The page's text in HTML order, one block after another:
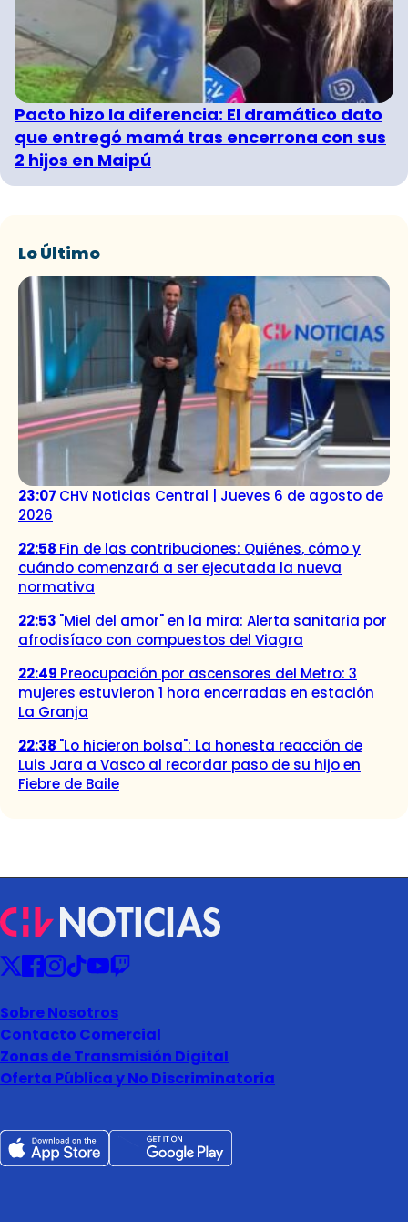
Pacto hizo la diferencia: El dramático dato
que entregó mamá tras encerrona con sus
2 hijos en Maipú
Lo Último
23:07 CHV Noticias Central | Jueves 6 de agosto de
2026
22:58 Fin de las contribuciones: Quiénes, cómo y
cuándo comenzará a ser ejecutada la nueva
normativa
22:53 "Miel del amor" en la mira: Alerta sanitaria por
afrodisíaco con compuestos del Viagra
22:49 Preocupación por ascensores del Metro: 3
mujeres estuvieron 1 hora encerradas en estación
La Granja
22:38 "Lo hicieron bolsa": La honesta reacción de
Luis Jara a Vasco al recordar paso de su hijo en
Fiebre de Baile
Sobre Nosotros
Contacto Comercial
Zonas de Transmisión Digital
Oferta Pública y No Discriminatoria